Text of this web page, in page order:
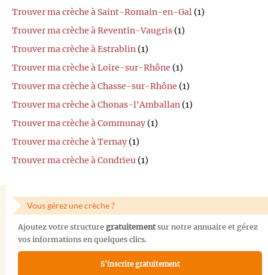
Trouver ma crèche à Saint-Romain-en-Gal (1)
Trouver ma crèche à Reventin-Vaugris (1)
Trouver ma crèche à Estrablin (1)
Trouver ma crèche à Loire-sur-Rhône (1)
Trouver ma crèche à Chasse-sur-Rhône (1)
Trouver ma crèche à Chonas-l'Amballan (1)
Trouver ma crèche à Communay (1)
Trouver ma crèche à Ternay (1)
Trouver ma crèche à Condrieu (1)
Vous gérez une crèche ?
Ajoutez votre structure gratuitementsur notre annuaire et gérez
vos informations en quelques clics.
S'inscrire gratuitement